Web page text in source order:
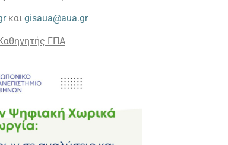
και gisaua@aua.gr
ΓΠΑ